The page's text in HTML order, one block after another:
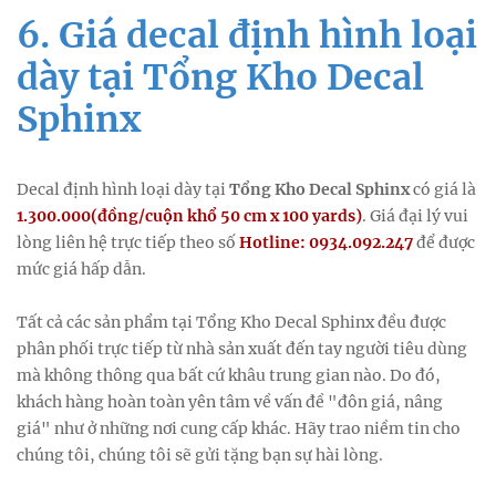
6. Giá decal định hình loại
dày tại Tổng Kho Decal
Sphinx
Decal định hình loại dày tạiTổng Kho Decal Sphinxcó giá là
1.300.000(đồng/cuộn khổ 50 cm x 100 yards). Giá đại lý vui
lòng liên hệ trực tiếp theo số Hotline: 0934.092.247để được
mức giá hấp dẫn.
Tất cả các sản phẩm tại Tổng Kho Decal Sphinx đều được
phân phối trực tiếp từ nhà sản xuất đến tay người tiêu dùng
mà không thông qua bất cứ khâu trung gian nào. Do đó,
khách hàng hoàn toàn yên tâm về vấn đề "đôn giá, nâng
giá" như ở những nơi cung cấp khác. Hãy trao niềm tin cho
chúng tôi, chúng tôi sẽ gửi tặng bạn sự hài lòng.